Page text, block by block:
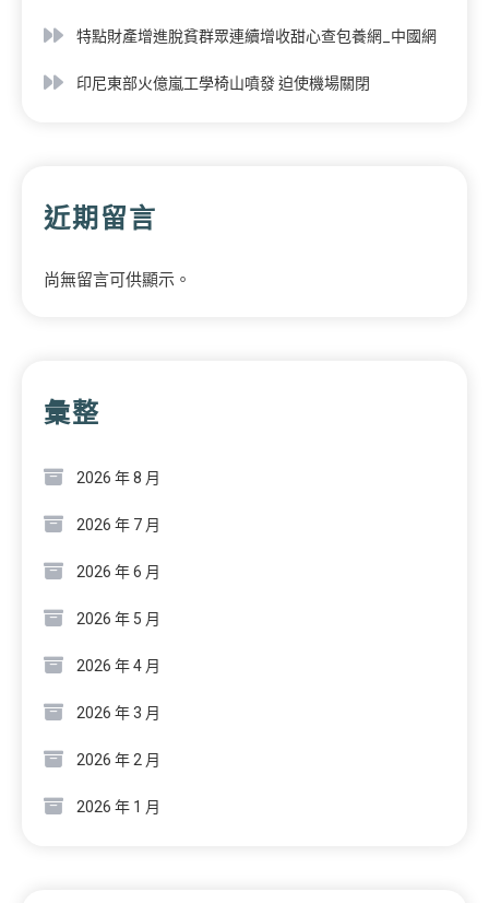
特點財產增進脫貧群眾連續增收甜心查包養網_中國網
印尼東部火億嵐工學椅山噴發 迫使機場關閉
近期留言
尚無留言可供顯示。
彙整
2026 年 8 月
2026 年 7 月
2026 年 6 月
2026 年 5 月
2026 年 4 月
2026 年 3 月
2026 年 2 月
2026 年 1 月